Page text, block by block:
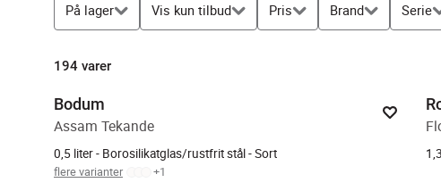
På lager Vis kun tilbud Pris Brand Serie
194 varer
Bodum
Assam Tekande
0,5 liter - Borosilikatglas/rustfrit stål - Sort
flere varianter +1